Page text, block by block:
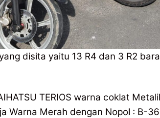
disita yaitu 13 R4 dan 3 R2
TERIOS warna coklat
Warna Merah dengan Nopol : B-